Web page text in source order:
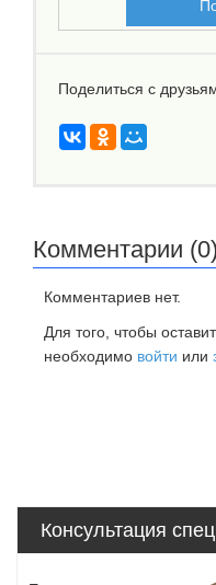
Поделиться с
Комментарии (0)
Комментариев нет.
Для того, чтобы
необходимо войти или
Консультация